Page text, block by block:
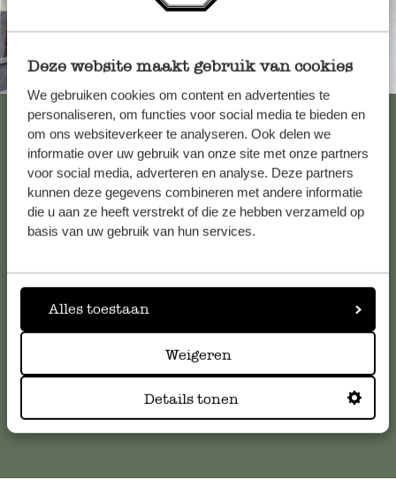
Deze website maakt gebruik van cookies
We gebruiken cookies om content en advertenties te
personaliseren, om functies voor social media te bieden en
om ons websiteverkeer te analyseren. Ook delen we
informatie over uw gebruik van onze site met onze partners
voor social media, adverteren en analyse. Deze partners
kunnen deze gegevens combineren met andere informatie
die u aan ze heeft verstrekt of die ze hebben verzameld op
basis van uw gebruik van hun services.
Alles toestaan
Weigeren
Details tonen
Toujours à proximité
Voir les 62 magasins
Service clientèle
Pour toute question ou demande de conseil ou d’aide,
serviceclientele@dille-kamille.com
Service client en ligne